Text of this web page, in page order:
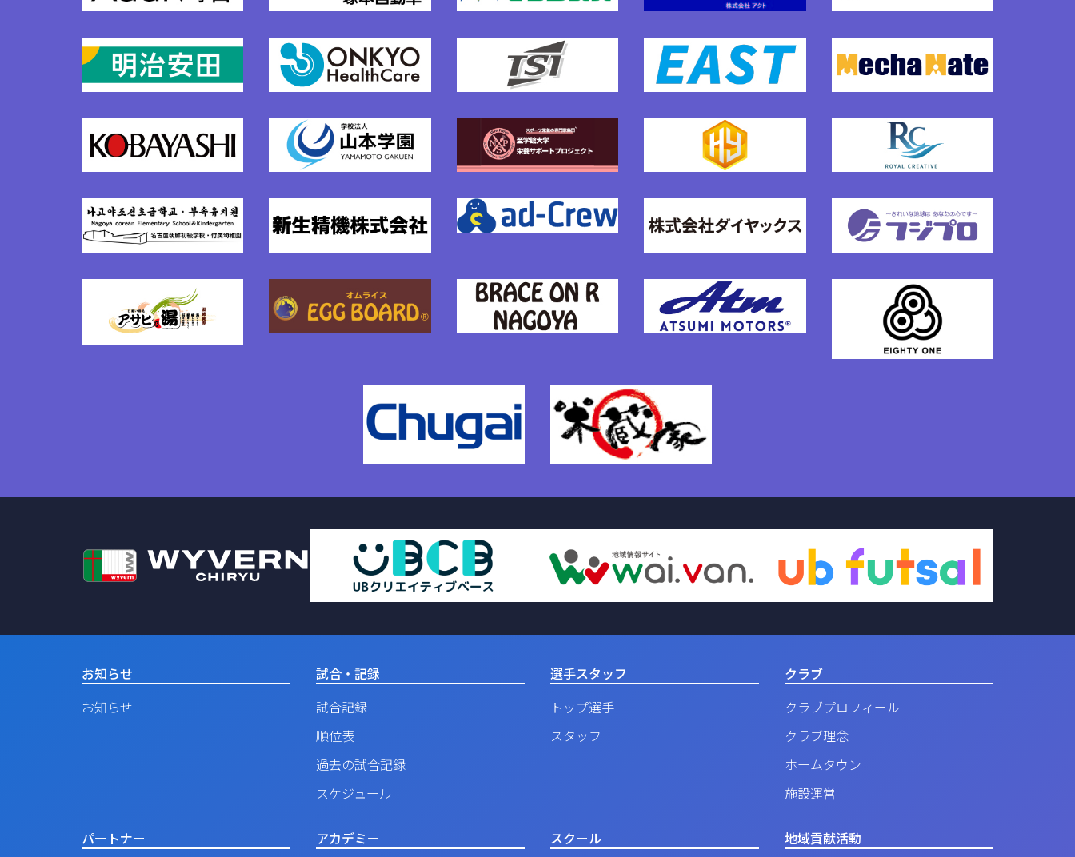
お知らせ
お知らせ
試合・記録
試合記録
順位表
過去の試合記録
スケジュール
選手スタッフ
トップ選手
スタッフ
クラブ
クラブプロフィール
クラブ理念
ホームタウン
施設運営
パートナー アカデミー スクール 地域貢献活動